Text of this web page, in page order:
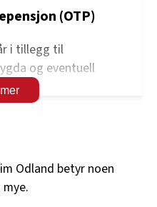
(OTP)
i tillegg til
og eventuell
av lønna i OTP
av lønn inntil 12 G
Odland betyr noen